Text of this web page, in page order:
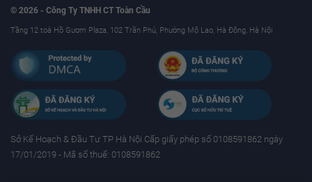
© 2026 - Công Ty TNHH CT Toàn Cầu
Tầng 12 toà Hồ Gươm Plaza, 102 Trần Phú, Phường Mộ Lao, Hà Đông, Hà Nội
Sở Kế Hoạch & Ðầu Tư TP Hà Nội Cấp giấy phép số 0108591862 ngày
17/01/2019 - Mã số thuế: 0108591862